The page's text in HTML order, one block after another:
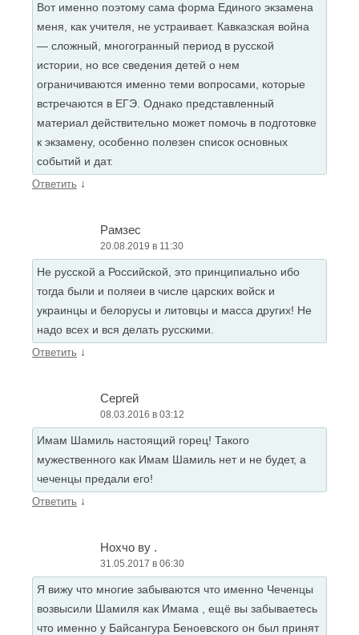
Вот именно поэтому сама форма Единого экзамена
меня, как учителя, не устраивает. Кавказская война
— сложный, многогранный период в русской
истории, но все сведения детей о нем
ограничиваются именно теми вопросами, которые
встречаются в ЕГЭ. Однако представленный
материал действительно может помочь в подготовке
к экзамену, особенно полезен список основных
событий и дат.
Ответить ↓
Рамзес
20.08.2019 в 11:30
Не русской а Российской, это принципиально ибо
тогда были и поляеи в числе царских войск и
украинцы и белорусы и литовцы и масса других! Не
надо всех и вся делать русскими.
Ответить ↓
Сергей
08.03.2016 в 03:12
Имам Шамиль настоящий горец! Такого
мужественного как Имам Шамиль нет и не будет, а
чеченцы предали его!
Ответить ↓
Нохчо ву .
31.05.2017 в 06:30
Я вижу что многие забываются что именно Чеченцы
возвысили Шамиля как Имама , ещё вы забываетесь
что именно у Байсангура Беноевского он был принят